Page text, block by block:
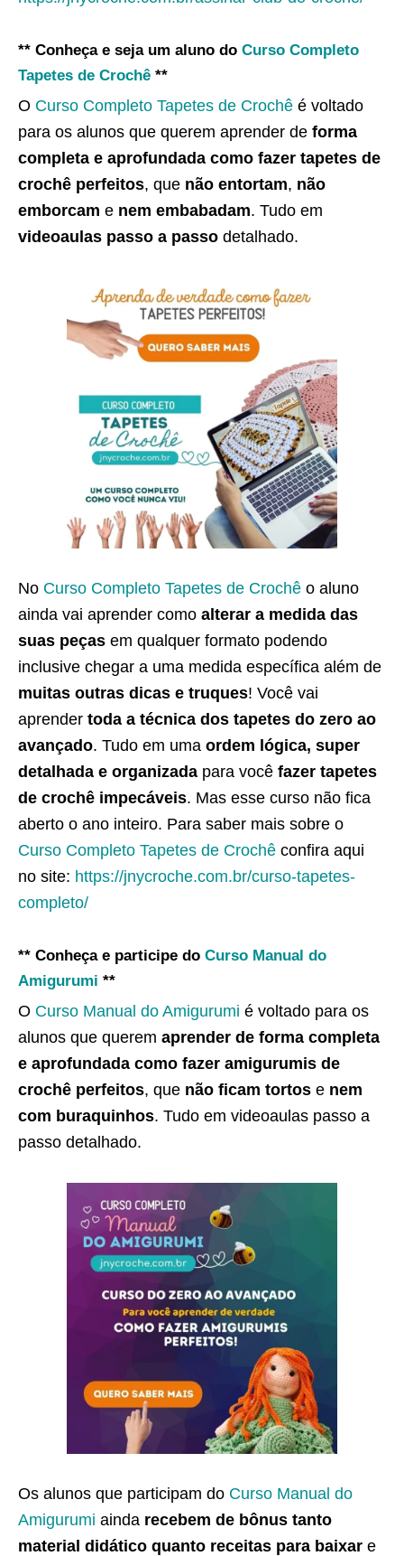
** Conheça e seja um aluno do Curso Completo
Tapetes de Crochê **
O Curso Completo Tapetes de Crochê é voltado
para os alunos que querem aprender de forma
completa e aprofundada como fazer tapetes de
crochê perfeitos, que não entortam, não
emborcam e nem embabadam. Tudo em
videoaulas passo a passo detalhado.
No Curso Completo Tapetes de Crochê o aluno
ainda vai aprender como alterar a medida das
suas peças em qualquer formato podendo
inclusive chegar a uma medida específica além de
muitas outras dicas e truques! Você vai
aprender toda a técnica dos tapetes do zero ao
avançado. Tudo em uma ordem lógica, super
detalhada e organizada para você fazer tapetes
de crochê impecáveis. Mas esse curso não fica
aberto o ano inteiro. Para saber mais sobre o
Curso Completo Tapetes de Crochê confira aqui
no site: https://jnycroche.com.br/curso-tapetes-
completo/
** Conheça e participe do Curso Manual do
Amigurumi **
O Curso Manual do Amigurumi é voltado para os
alunos que querem aprender de forma completa
e aprofundada como fazer amigurumis de
crochê perfeitos, que não ficam tortos e nem
com buraquinhos. Tudo em videoaulas passo a
passo detalhado.
Os alunos que participam do Curso Manual do
Amigurumi ainda recebem de bônus tanto
material didático quanto receitas para baixar e